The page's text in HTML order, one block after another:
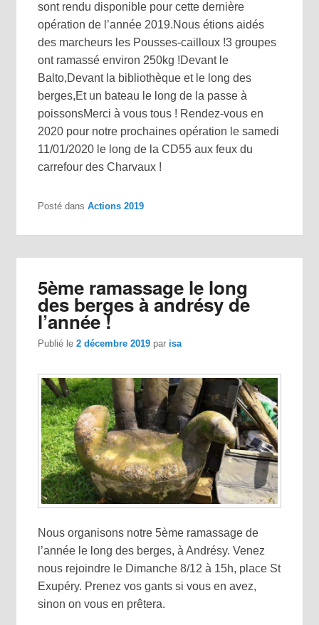
sont rendu disponible pour cette dernière
opération de l’année 2019.Nous étions aidés
des marcheurs les Pousses-cailloux !3 groupes
ont ramassé environ 250kg !Devant le
Balto,Devant la bibliothèque et le long des
berges,Et un bateau le long de la passe à
poissonsMerci à vous tous ! Rendez-vous en
2020 pour notre prochaines opération le samedi
11/01/2020 le long de la CD55 aux feux du
carrefour des Charvaux !
Posté dans Actions 2019
5ème ramassage le long
des berges à andrésy de
l’année !
Publié le2 décembre 2019 par isa
Nous organisons notre 5ème ramassage de
l’année le long des berges, à Andrésy. Venez
nous rejoindre le Dimanche 8/12 à 15h, place St
Exupéry. Prenez vos gants si vous en avez,
sinon on vous en prêtera.